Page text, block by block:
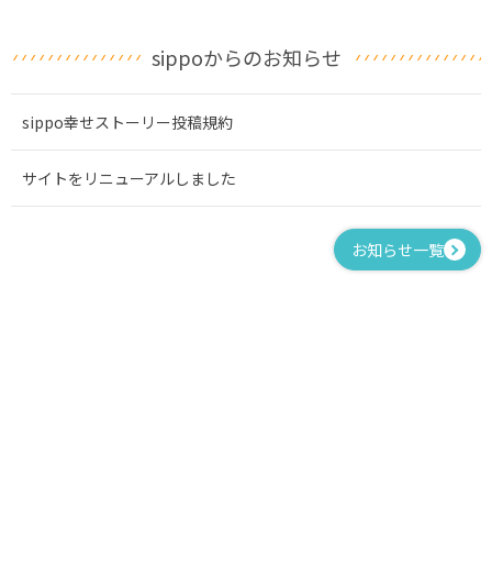
sippoからのお知らせ
sippo幸せストーリー投稿規約
サイトをリニューアルしました
お知らせ一覧